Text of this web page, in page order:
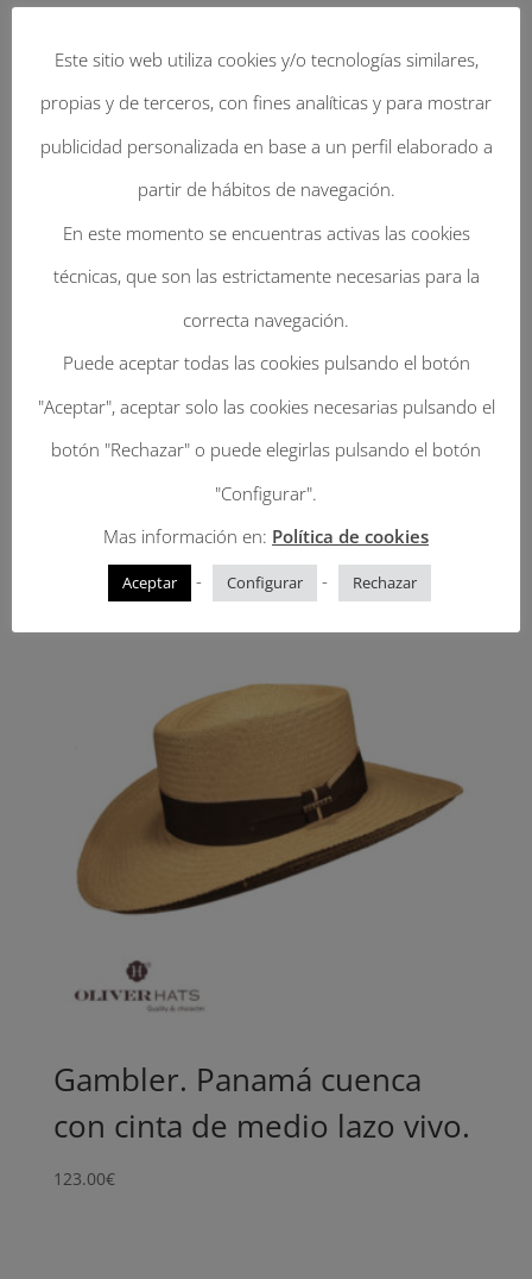
pluma.
cantidad
Información adicional
Información adicional
SELECCIONA TU TALLA
54, 55, 56, 57, 58, 59, 60, 61
SELECCIONA TU COLOR
Panamá Camel, Panamá Natural
Productos relacionados
Gambler. Panamá cuenca
con cinta de medio lazo vivo.
123.00€
Este sitio web utiliza cookies y/o tecnologías similares,
propias y de terceros, con fines analíticas y para mostrar
publicidad personalizada en base a un perfil elaborado a
partir de hábitos de navegación.
En este momento se encuentras activas las cookies
técnicas, que son las estrictamente necesarias para la
correcta navegación.
Puede aceptar todas las cookies pulsando el botón
"Aceptar", aceptar solo las cookies necesarias pulsando el
botón "Rechazar" o puede elegirlas pulsando el botón
"Configurar".
Mas información en: Política de cookies
Aceptar - Configurar - Rechazar